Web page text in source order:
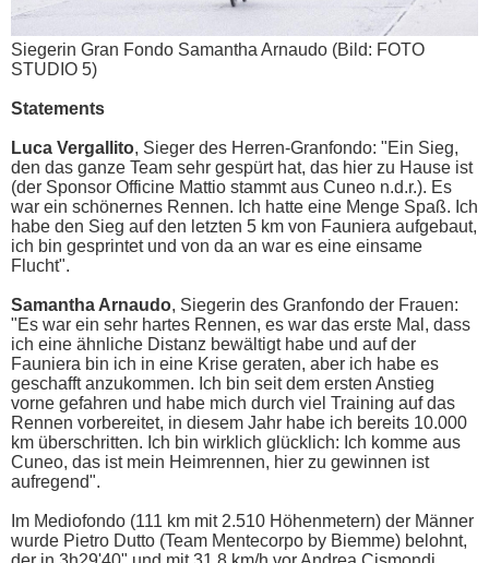
Siegerin Gran Fondo Samantha Arnaudo (Bild: FOTO
STUDIO 5)
Statements
Luca Vergallito, Sieger des Herren-Granfondo: "Ein Sieg,
den das ganze Team sehr gespürt hat, das hier zu Hause ist
(der Sponsor Officine Mattio stammt aus Cuneo n.d.r.). Es
war ein schönernes Rennen. Ich hatte eine Menge Spaß. Ich
habe den Sieg auf den letzten 5 km von Fauniera aufgebaut,
ich bin gesprintet und von da an war es eine einsame
Flucht".
Samantha Arnaudo, Siegerin des Granfondo der Frauen:
"Es war ein sehr hartes Rennen, es war das erste Mal, dass
ich eine ähnliche Distanz bewältigt habe und auf der
Fauniera bin ich in eine Krise geraten, aber ich habe es
geschafft anzukommen. Ich bin seit dem ersten Anstieg
vorne gefahren und habe mich durch viel Training auf das
Rennen vorbereitet, in diesem Jahr habe ich bereits 10.000
km überschritten. Ich bin wirklich glücklich: Ich komme aus
Cuneo, das ist mein Heimrennen, hier zu gewinnen ist
aufregend".
Im Mediofondo (111 km mit 2.510 Höhenmetern) der Männer
wurde Pietro Dutto (Team Mentecorpo by Biemme) belohnt,